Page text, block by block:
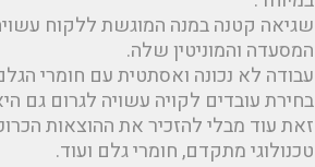
שגיאה קטנה במנה המוגשת ללקוח
המסעדה והמוניטין שלה.
עבודה לא נכונה ואסתטית עם חומרי
בחירת עובדים לקויה עשויה לגרום גם
זאת עוד מבלי להזכיר את ההוצאות
טכנולוגי מתקדם, חומרי גלם ועוד.